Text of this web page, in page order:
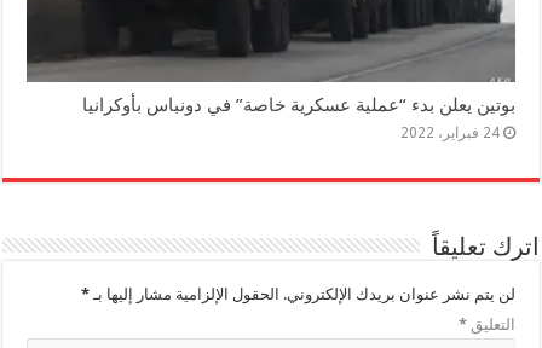
بوتين يعلن بدء “عملية عسكرية خاصة” في دونباس بأوكرانيا
24 فبراير، 2022
اترك تعليقاً
لن يتم نشر عنوان بريدك الإلكتروني. الحقول الإلزامية مشار إليها بـ*
التعليق*